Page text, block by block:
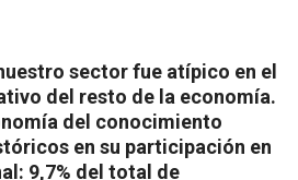
sector fue atípico en el
del resto de la economía.
del conocimiento
en su participación en
9,7% del total de